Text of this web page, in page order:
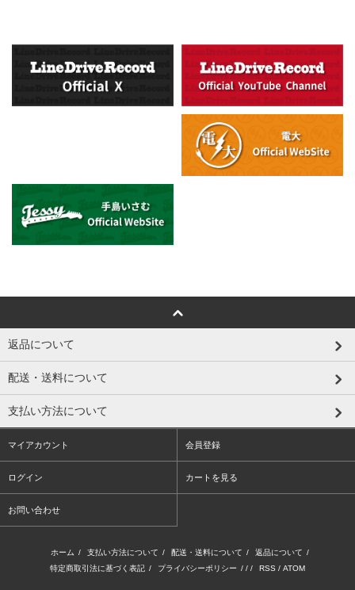
返品について
配送・送料について
支払い方法について
マイアカウント 会員登録
ログイン カートを見る
お問い合わせ
ホーム / 支払い方法について / 配送・送料について / 返品について /
特定商取引法に基づく表記 / プライバシーポリシー / / / RSS / ATOM